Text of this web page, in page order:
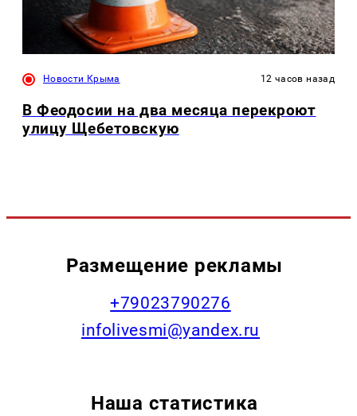
Новости Крыма 12 часов назад
В Феодосии на два месяца перекроют
улицу Щебетовскую
Размещение рекламы
+79023790276
infolivesmi@yandex.ru
Наша статистика